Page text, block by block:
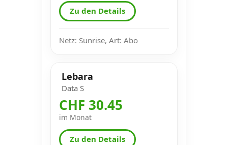
Zu den Details
Netz: Sunrise, Art: Abo
Lebara
Data S
CHF 30.45
im Monat
Zu den Details